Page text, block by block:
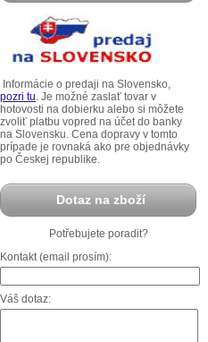
Informácie o predaji na Slovensko,
pozri tu. Je možné zaslať tovar v
hotovosti na dobierku alebo si môžete
zvoliť platbu vopred na účet do banky
na Slovensku. Cena dopravy v tomto
prípade je rovnaká ako pre objednávky
po Českej republike.
Dotaz na zboží
Potřebujete poradit?
Kontakt (email prosím):
Váš dotaz: